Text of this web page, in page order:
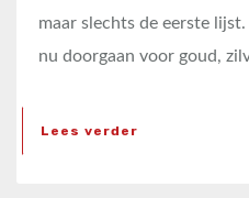
maar slechts de eerste
nu doorgaan voor goud,
Lees verder